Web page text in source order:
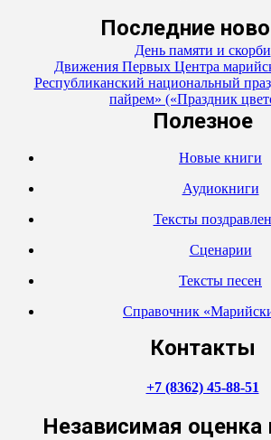
Последние
День памяти и скорби
Движения Первых Центра
Республиканский национальный
пайрем» («Праздник
Полезное
Новые книги
Аудиокниги
Тексты
Сценарии
Тексты песен
Справочник
Контакты
+7 (8362) 45-88-51
Независимая оценка